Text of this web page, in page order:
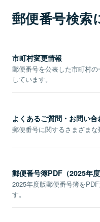
郵便番号検索
市町村変更情報
郵便番号を公表した市町村
しています。
よくあるご質問・お問い合
郵便番号に関するさまざまな
郵便番号簿PDF（2025年度
2025年度版郵便番号簿を
す。